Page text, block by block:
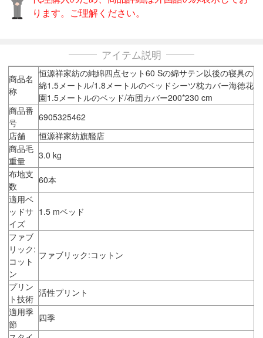
ります。ご理解ください。
アイテム説明
商品名
称
恒源祥家紡の純綿四点セット60 Sの綿サテン以後の寝具の
綿1.5メートル/1.8メートルのベッドシーツ枕カバー海徳花
園1.5メートルのベッド/布団カバー200*230 cm
商品番
号
6905325462
店舗
恒源祥家紡旗艦店
商品毛
重量
3.0 kg
布地支
数
60本
適用ベ
ッドサ
イズ
1.5 mベッド
ファブ
リック:
コット
ン
ファブリック:コットン
プリン
ト技術
活性プリント
適用季
節
四季